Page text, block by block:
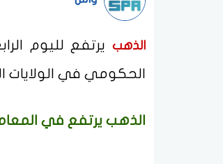
الذهب يرتفع لليوم
الحكومي في الولايات
الذهب يرتفع في